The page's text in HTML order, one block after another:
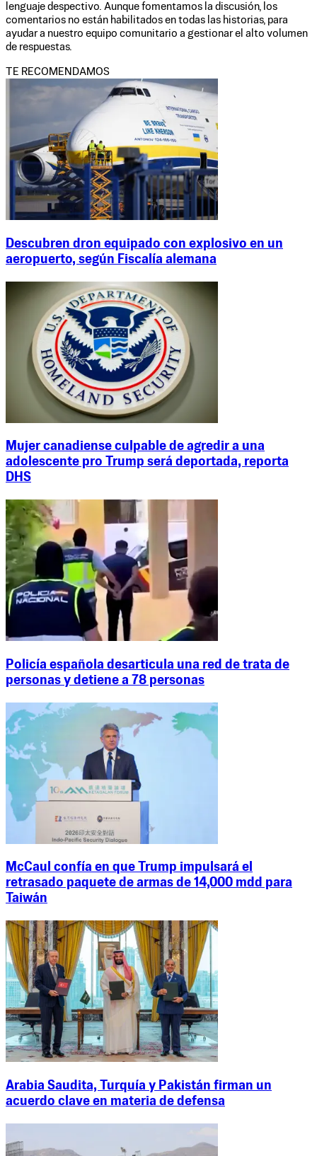
lenguaje despectivo. Aunque fomentamos la discusión, los
comentarios no están habilitados en todas las historias, para
ayudar a nuestro equipo comunitario a gestionar el alto volumen
de respuestas.
TE RECOMENDAMOS
Descubren dron equipado con explosivo en un
aeropuerto, según Fiscalía alemana
Mujer canadiense culpable de agredir a una
adolescente pro Trump será deportada, reporta
DHS
Policía española desarticula una red de trata de
personas y detiene a 78 personas
McCaul confía en que Trump impulsará el
retrasado paquete de armas de 14,000 mdd para
Taiwán
Arabia Saudita, Turquía y Pakistán firman un
acuerdo clave en materia de defensa